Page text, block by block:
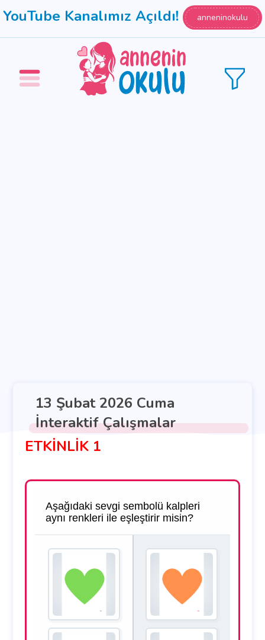
YouTube Kanalımız Açıldı! anneninokulu
13 Şubat 2026 Cuma
İnteraktif Çalışmalar
ETKİNLİK 1